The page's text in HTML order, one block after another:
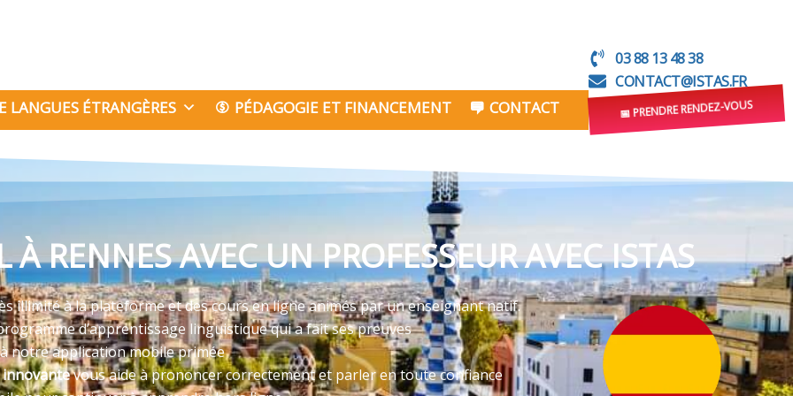
LANGUES ÉTRANGÈRES PÉDAGOGIE ET FINANCEMENT CONTACT
03 88 13 48 38
CONTACT@ISTAS.FR
📅 PRENDRE RENDEZ-VOUS
RENNES AVEC UN PROFESSEUR AVEC ISTAS
illimité à la plateforme et des cours en ligne animés par un enseignant natif.
d’apprentissage linguistique qui a fait ses preuves
notre application mobile primée
innovantevous aide à prononcer correctement et parler en toute confiance